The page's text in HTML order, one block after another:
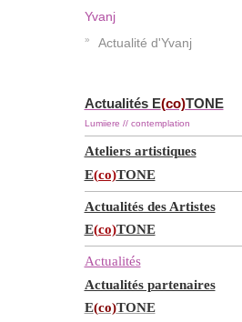
Yvanj
Actualité d'Yvanj
Actualités E(co)TONE
Lumiiere // contemplation
Ateliers artistiques
E(co)TONE
Actualités des Artistes
E(co)TONE
Actualités
Actualités partenaires
E(co)TONE